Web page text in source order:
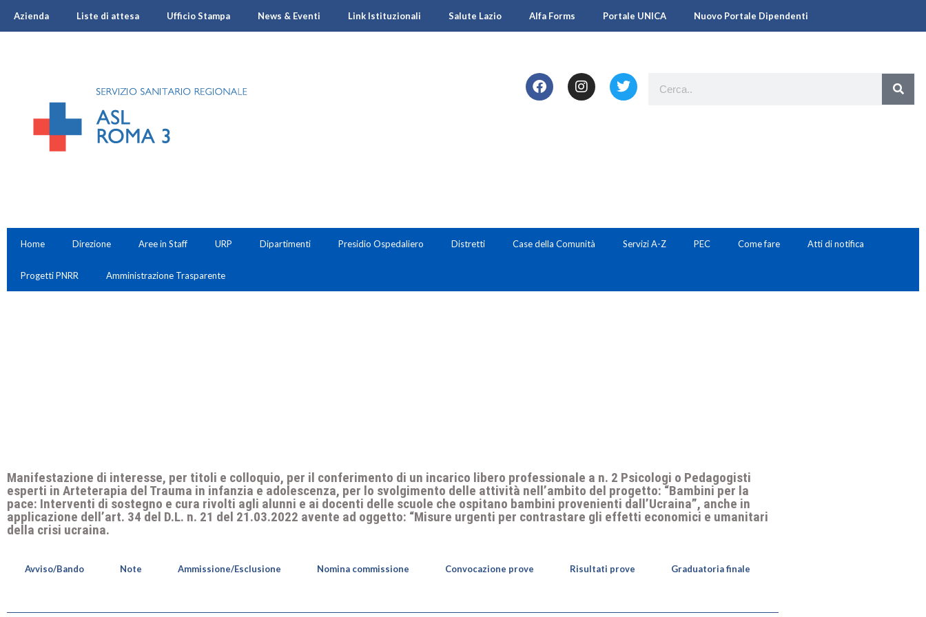
Azienda Liste di attesa Ufficio Stampa News & Eventi Link Istituzionali Salute Lazio Alfa Forms Portale UNICA Nuovo Portale Dipendenti
Home Direzione Aree in Staff URP Dipartimenti Presidio Ospedaliero Distretti Case della Comunità Servizi A-Z PEC Come fare Atti di notifica
Progetti PNRR Amministrazione Trasparente
Manifestazione di interesse, per titoli e colloquio, per il conferimento di un incarico libero professionale a n. 2 Psicologi o Pedagogisti
esperti in Arteterapia del Trauma in infanzia e adolescenza, per lo svolgimento delle attività nell’ambito del progetto: “Bambini per la
pace: Interventi di sostegno e cura rivolti agli alunni e ai docenti delle scuole che ospitano bambini provenienti dall’Ucraina”, anche in
applicazione dell’art. 34 del D.L. n. 21 del 21.03.2022 avente ad oggetto: “Misure urgenti per contrastare gli effetti economici e umanitari
della crisi ucraina.
Avviso/Bando Note Ammissione/Esclusione Nomina commissione Convocazione prove Risultati prove Graduatoria finale